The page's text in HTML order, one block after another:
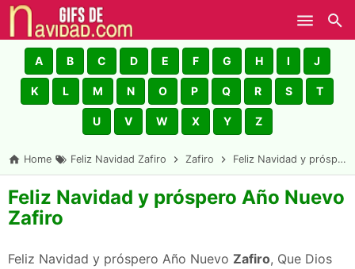
Skip to main content
A B C D E F G H I J
K L M N O P Q R S T
U V W X Y Z
Home Feliz Navidad Zafiro Zafiro Feliz Navidad y próspero Año Nuevo Zafiro
Feliz Navidad y próspero Año Nuevo
Zafiro
Feliz Navidad y próspero Año Nuevo Zafiro, Que Dios